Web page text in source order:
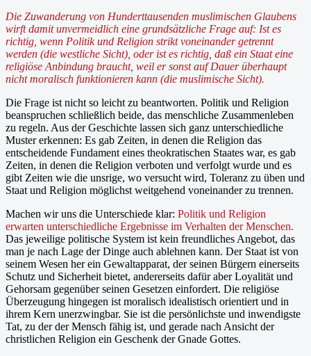
Die Zuwanderung von Hunderttausenden muslimischen Glaubens
wirft damit unvermeidlich eine grundsätzliche Frage auf: Ist es
richtig, wenn Politik und Religion strikt voneinander getrennt
werden (die westliche Sicht), oder ist es richtig, daß ein Staat eine
religiöse Anbindung braucht, weil er sonst auf Dauer überhaupt
nicht moralisch funktionieren kann (die muslimische Sicht).
Die Frage ist nicht so leicht zu beantworten. Politik und Religion
beanspruchen schließlich beide, das menschliche Zusammenleben
zu regeln. Aus der Geschichte lassen sich ganz unterschiedliche
Muster erkennen: Es gab Zeiten, in denen die Religion das
entscheidende Fundament eines theokratischen Staates war, es gab
Zeiten, in denen die Religion verboten und verfolgt wurde und es
gibt Zeiten wie die unsrige, wo versucht wird, Toleranz zu üben und
Staat und Religion möglichst weitgehend voneinander zu trennen.
Machen wir uns die Unterschiede klar: Politik und Religion
erwarten unterschiedliche Ergebnisse im Verhalten der Menschen.
Das jeweilige politische System ist kein freundliches Angebot, das
man je nach Lage der Dinge auch ablehnen kann. Der Staat ist von
seinem Wesen her ein Gewaltapparat, der seinen Bürgern einerseits
Schutz und Sicherheit bietet, andererseits dafür aber Loyalität und
Gehorsam gegenüber seinen Gesetzen einfordert. Die religiöse
Überzeugung hingegen ist moralisch idealistisch orientiert und in
ihrem Kern unerzwingbar. Sie ist die persönlichste und inwendigste
Tat, zu der der Mensch fähig ist, und gerade nach Ansicht der
christlichen Religion ein Geschenk der Gnade Gottes.